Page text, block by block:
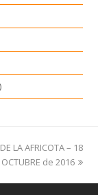
LA AFRICOTA – 18
de 2016